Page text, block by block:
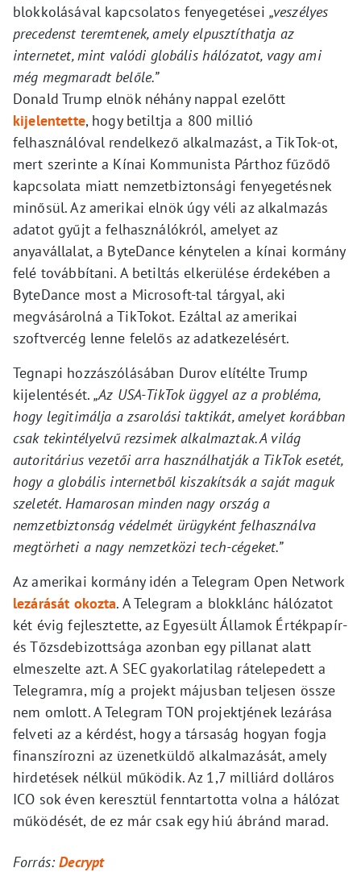
blokkolásával kapcsolatos fenyegetései „veszélyes
precedenst teremtenek, amely elpusztíthatja az
internetet, mint valódi globális hálózatot, vagy ami
még megmaradt belőle.”
Donald Trump elnök néhány nappal ezelőtt
kijelentette, hogy betiltja a 800 millió
felhasználóval rendelkező alkalmazást, a TikTok-ot,
mert szerinte a Kínai Kommunista Párthoz fűződő
kapcsolata miatt nemzetbiztonsági fenyegetésnek
minősül. Az amerikai elnök úgy véli az alkalmazás
adatot gyűjt a felhasználókról, amelyet az
anyavállalat, a ByteDance kénytelen a kínai kormány
felé továbbítani. A betiltás elkerülése érdekében a
ByteDance most a Microsoft-tal tárgyal, aki
megvásárolná a TikTokot. Ezáltal az amerikai
szoftvercég lenne felelős az adatkezelésért.
Tegnapi hozzászólásában Durov elítélte Trump
kijelentését.„Az USA-TikTok üggyel az a probléma,
hogy legitimálja a zsarolási taktikát, amelyet korábban
csak tekintélyelvű rezsimek alkalmaztak. A világ
autoritárius vezetői arra használhatják a TikTok esetét,
hogy a globális internetből kiszakítsák a saját maguk
szeletét. Hamarosan minden nagy ország a
nemzetbiztonság védelmét ürügyként felhasználva
megtörheti a nagy nemzetközi tech-cégeket.”
Az amerikai kormány idén a Telegram Open Network
lezárását okozta. A Telegram a blokklánc hálózatot
két évig fejlesztette, az Egyesült Államok Értékpapír-
és Tőzsdebizottsága azonban egy pillanat alatt
elmeszelte azt. A SEC gyakorlatilag rátelepedett a
Telegramra, míg a projekt májusban teljesen össze
nem omlott. A Telegram TON projektjének lezárása
felveti az a kérdést, hogy a társaság hogyan fogja
finanszírozni az üzenetküldő alkalmazását, amely
hirdetések nélkül működik. Az 1,7 milliárd dolláros
ICO sok éven keresztül fenntartotta volna a hálózat
működését, de ez már csak egy hiú ábránd marad.
Forrás:Decrypt